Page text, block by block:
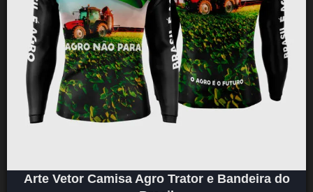
Arte Vetor Camisa Agro Trator e Bandeira do